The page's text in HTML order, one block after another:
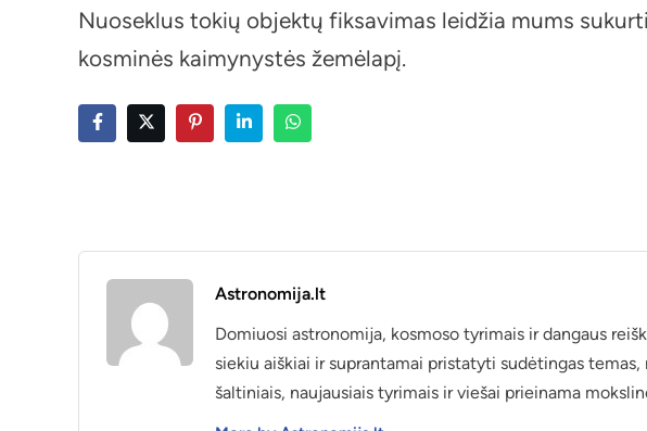
Nuoseklus tokių objektų fiksavimas leidžia mums
kosminės kaimynystės žemėlapį.
Astronomija.lt
Domiuosi astronomija, kosmoso tyrimais ir dangaus
siekiu aiškiai ir suprantamai pristatyti sudėtingas
šaltiniais, naujausiais tyrimais ir viešai prieinama